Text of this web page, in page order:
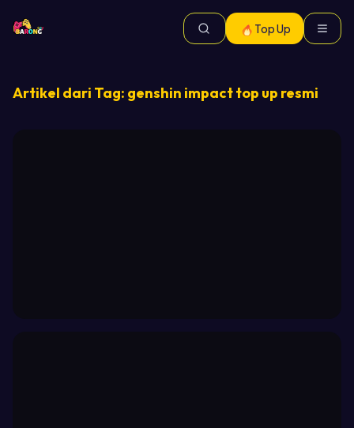
Top Up
Artikel dari Tag: genshin impact top up resmi